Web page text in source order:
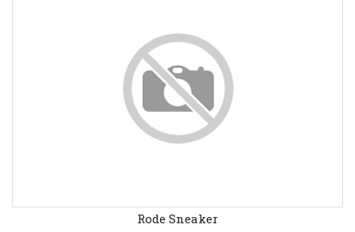
Rode Sneaker